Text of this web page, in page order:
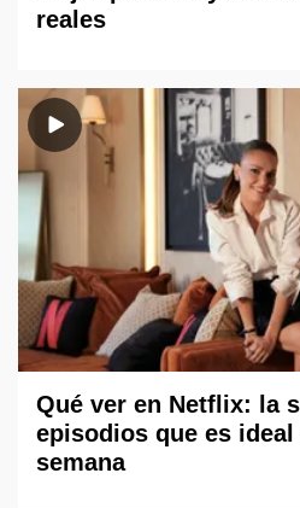
reales
Qué ver en Netflix: la
episodios que es
semana